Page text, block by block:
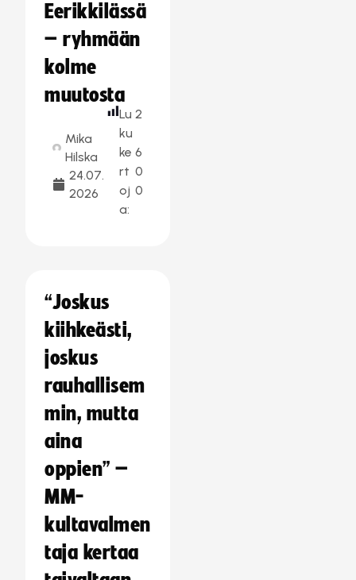
Eerikkilässä
– ryhmään
kolme
muutosta
Mika
Hilska
24.07.
2026
Lu
ku
ke
rt
oj
a:
2
6
0
0
“Joskus
kiihkeästi,
joskus
rauhallisem
min, mutta
aina
oppien” –
MM-
kultavalmen
taja kertaa